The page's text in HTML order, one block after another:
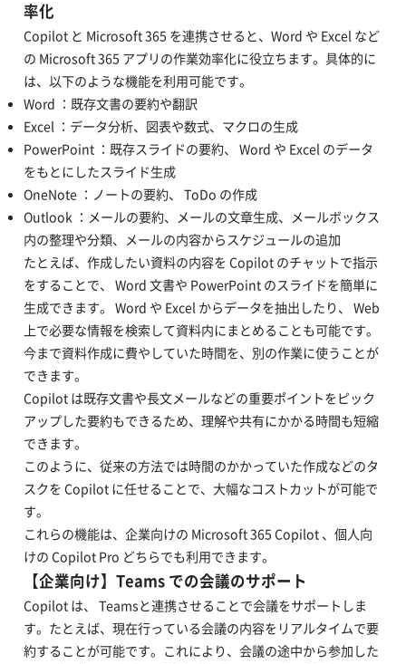
率化
Copilot と Microsoft 365 を連携させると、Word や Excel など
の Microsoft 365 アプリの作業効率化に役立ちます。具体的に
は、以下のような機能を利用可能です。
Word ：既存文書の要約や翻訳
Excel ：データ分析、図表や数式、マクロの生成
PowerPoint ：既存スライドの要約、 Word や Excel のデータ
をもとにしたスライド生成
OneNote ：ノートの要約、 ToDo の作成
Outlook ：メールの要約、メールの文章生成、メールボックス
内の整理や分類、メールの内容からスケジュールの追加
たとえば、作成したい資料の内容を Copilot のチャットで指示
をすることで、 Word 文書や PowerPoint のスライドを簡単に
生成できます。 Word や Excel からデータを抽出したり、 Web
上で必要な情報を検索して資料内にまとめることも可能です。
今まで資料作成に費やしていた時間を、別の作業に使うことが
できます。
Copilot は既存文書や長文メールなどの重要ポイントをピック
アップした要約もできるため、理解や共有にかかる時間も短縮
できます。
このように、従来の方法では時間のかかっていた作成などのタ
スクを Copilot に任せることで、大幅なコストカットが可能で
す。
これらの機能は、企業向けの Microsoft 365 Copilot 、個人向
けの Copilot Pro どちらでも利用できます。
【企業向け】Teams での会議のサポート
Copilot は、 Teamsと連携させることで会議をサポートしま
す。たとえば、現在行っている会議の内容をリアルタイムで要
約することが可能です。これにより、会議の途中から参加した